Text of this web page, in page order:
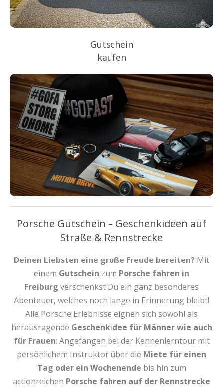
Gutschein
kaufen
Porsche Gutschein – Geschenkideen auf
Straße & Rennstrecke
Deinen Liebsten eine große Freude bereiten? Mit
einem Gutschein zum Porsche fahren in
Freiburg verschenkst Du ein ganz besonderes
Abenteuer, welches noch lange in Erinnerung bleibt!
Alle Porsche Erlebnisse eignen sich sowohl als
herausragende Geschenkidee für Männer wie auch
für Frauen: Angefangen bei der Kennenlerntour mit
persönlichem Instruktor über die Miete für einen
Tag oder ein Wochenende bis hin zum
actionreichen Porsche fahren auf der Rennstrecke